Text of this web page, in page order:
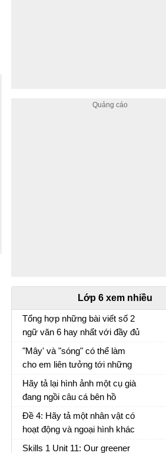
Lớp 6 xem nhiều
Tổng hợp những bài viết số 2
ngữ văn 6 hay nhất với đầy đủ
các đề (5 đề)
"Mây' và "sóng" có thể làm
cho em liên tưởng tới những
đối tượng nào. Xác định biện
pháp tu từ được sử dụng
trong hình ảnh "bình minh
vàng", "vầng trăng bạc" và nêu
tác dụng của biện pháp tu từ
đó
Hãy tả lại hình ảnh một cụ già
đang ngồi câu cá bên hồ
Đề 4: Hãy tả một nhân vật có
hoạt động và ngoại hình khác
thường mà em đã có dịp quan
Skills 1 Unit 11: Our greener